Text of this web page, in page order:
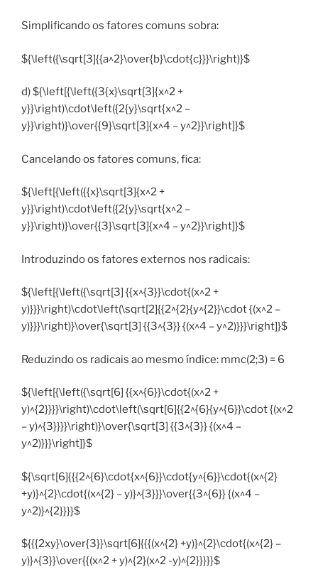
Simplificando os fatores comuns sobra:
${\left({\sqrt[3]{{a^2}\over{b}\cdot{c}}}\right)}$
d) ${\left[{\left({3{x}\sqrt[3]{x^2 +
y}}\right)\cdot\left({2{y}\sqrt{x^2 –
y}}\right)}\over{{9}\sqrt[3]{x^4 – y^2}}\right]}$
Cancelando os fatores comuns, fica:
${\left[{\left({{x}\sqrt[3]{x^2 +
y}}\right)\cdot\left({2{y}\sqrt{x^2 –
y}}\right)}\over{{3}\sqrt[3]{x^4 – y^2}}\right]}$
Introduzindo os fatores externos nos radicais:
${\left[{\left({\sqrt[3] {{x^{3}}\cdot{(x^2 +
y)}}}\right)\cdot\left(\sqrt[2]{{2^{2}{y^{2}}\cdot {(x^2 –
y)}}}\right)}\over{\sqrt[3] {{3^{3}} {(x^4 – y^2)}}}\right]}$
Reduzindo os radicais ao mesmo índice: mmc(2;3) = 6
${\left[{\left({\sqrt[6] {{x^{6}}\cdot{(x^2 +
y)^{2}}}}\right)\cdot\left(\sqrt[6]{{2^{6}{y^{6}}\cdot {(x^2
– y)^{3}}}}\right)}\over{\sqrt[3] {{3^{3}} {(x^4 –
y^2)}}}\right]}$
${\sqrt[6]{{{2^{6}\cdot{x^{6}}\cdot{y^{6}}\cdot{(x^{2}
+y)}^{2}\cdot{(x^{2} – y)}^{3}}}\over{{3^{6}} {(x^4 –
y^2)}^{2}}}}$
${{{2xy}\over{3}}\sqrt[6]{{{(x^{2} +y)}^{2}\cdot{(x^{2} –
y)}^{3}}\over{{(x^2 + y)^{2}(x^2 -y)^{2}}}}}$